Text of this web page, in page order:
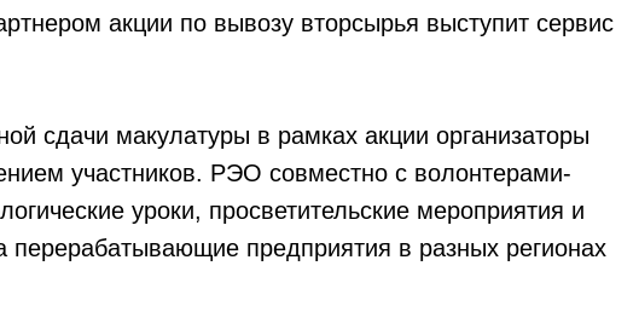
акции по вывозу вторсырья выступит сервис
сдачи макулатуры в рамках акции организаторы
участников. РЭО совместно с волонтерами-
уроки, просветительские мероприятия и
перерабатывающие предприятия в разных регионах